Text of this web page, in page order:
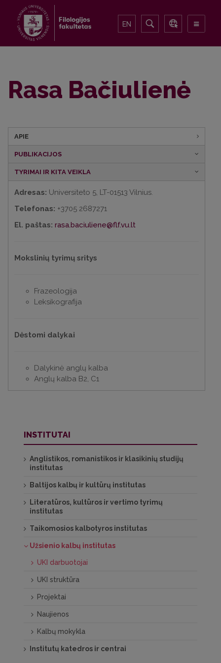
EN
Rasa Bačiulienė
APIE
PUBLIKACIJOS
TYRIMAI IR KITA VEIKLA
Adresas: Universiteto 5, LT-01513 Vilnius.
Telefonas: +3705 2687271
El. paštas: rasa.baciuliene@flf.vu.lt
Mokslinių tyrimų sritys
Frazeologija
Leksikografija
Dėstomi dalykai
Dalykinė anglų kalba
Anglų kalba B2, C1
INSTITUTAI
Anglistikos, romanistikos ir klasikinių studijų
institutas
Baltijos kalbų ir kultūrų institutas
Literatūros, kultūros ir vertimo tyrimų
institutas
Taikomosios kalbotyros institutas
Užsienio kalbų institutas
UKI darbuotojai
UKI struktūra
Projektai
Naujienos
Kalbų mokykla
Institutų katedros ir centrai